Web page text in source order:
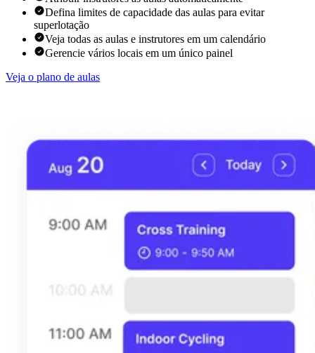
Defina limites de capacidade das aulas para evitar
superlotação
Veja todas as aulas e instrutores em um calendário
Gerencie vários locais em um único painel
Veja o plano de aulas